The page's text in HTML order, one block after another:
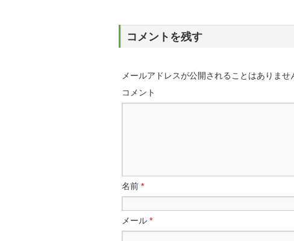
コメントを残す
メールアドレスが公開されることはありませ
コメント
名前 *
メール *